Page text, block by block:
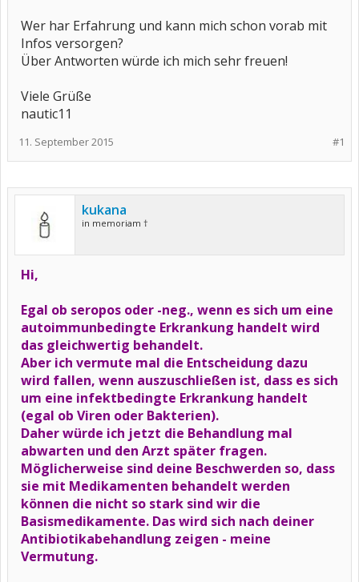
Wer har Erfahrung und kann mich schon vorab mit
Infos versorgen?
Über Antworten würde ich mich sehr freuen!
Viele Grüße
nautic11
#1
11. September 2015
kukana
in memoriam †
Hi,
Egal ob seropos oder -neg., wenn es sich um eine
autoimmunbedingte Erkrankung handelt wird
das gleichwertig behandelt.
Aber ich vermute mal die Entscheidung dazu
wird fallen, wenn auszuschließen ist, dass es sich
um eine infektbedingte Erkrankung handelt
(egal ob Viren oder Bakterien).
Daher würde ich jetzt die Behandlung mal
abwarten und den Arzt später fragen.
Möglicherweise sind deine Beschwerden so, dass
sie mit Medikamenten behandelt werden
können die nicht so stark sind wir die
Basismedikamente. Das wird sich nach deiner
Antibiotikabehandlung zeigen - meine
Vermutung.